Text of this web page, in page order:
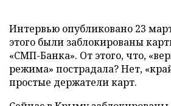
Интервью опубликовано 23
этого были заблокированы
«СМП-Банка». От этого, что,
режима» пострадала? Нет,
простые держатели карт.